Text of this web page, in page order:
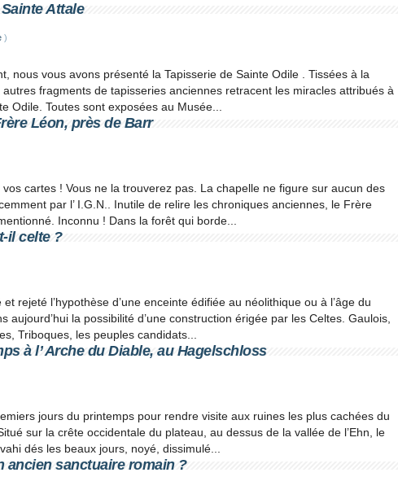
Attale
)
nous vous avons présenté la Tapisserie de Sainte Odile . Tissées à la
fragments de tapisseries anciennes retracent les miracles attribués à
Odile. Toutes sont exposées au Musée...
Léon, près de Barr
cartes ! Vous ne la trouverez pas. La chapelle ne figure sur aucun des
par l’ I.G.N.. Inutile de relire les chroniques anciennes, le Frère
Inconnu ! Dans la forêt qui borde...
il celte ?
rejeté l’hypothèse d’une enceinte édifiée au néolithique ou à l’âge du
aujourd’hui la possibilité d’une construction érigée par les Celtes. Gaulois,
Triboques, les peuples candidats...
à l’ Arche du Diable, au Hagelschloss
jours du printemps pour rendre visite aux ruines les plus cachées du
sur la crête occidentale du plateau, au dessus de la vallée de l’Ehn, le
dés les beaux jours, noyé, dissimulé...
ancien sanctuaire romain ?